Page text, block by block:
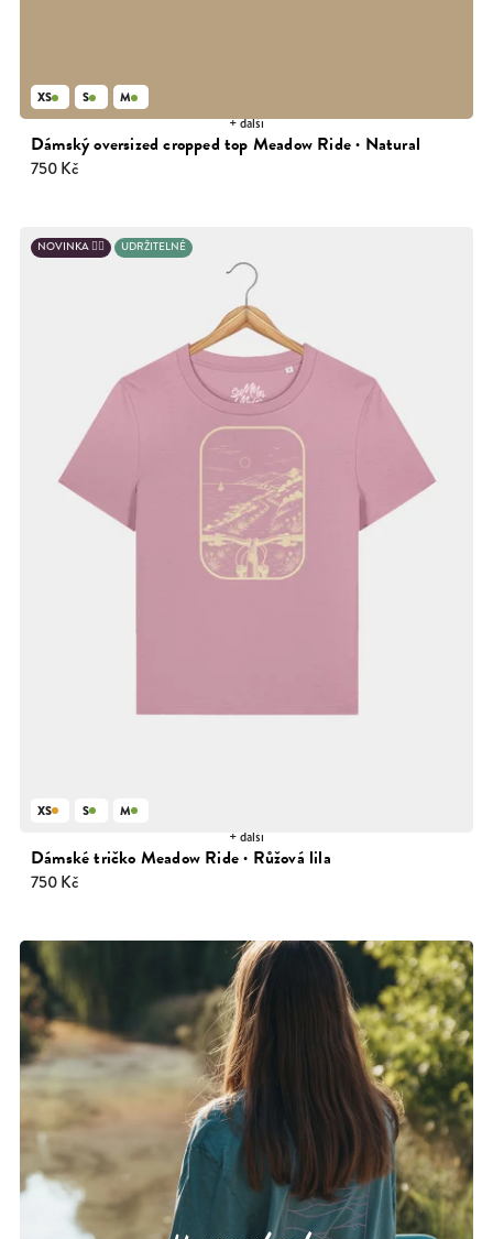
Dámský oversized cropped top Meadow Ride · Natural
750 Kč
XS S M
+ další
NOVINKA 🙋‍♀️ UDRŽITELNÉ
Dámské tričko Meadow Ride · Růžová lila
750 Kč
XS S M
+ další